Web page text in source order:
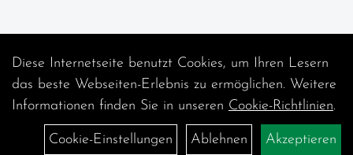
Diese Internetseite benutzt Cookies, um Ihren Lesern
das beste Webseiten-Erlebnis zu ermöglichen. Weitere
Informationen finden Sie in unseren Cookie-Richtlinien.
Cookie-Einstellungen Ablehnen Akzeptieren
Auftrag widerrufen